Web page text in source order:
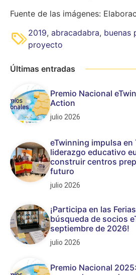
Fuente de las imágenes:
2019, abracadabra, buenas
proyecto
Últimas entradas
Premio Nacional
Action
julio 2026
eTwinning impulsa en
liderazgo educativo
construir centros
futuro
julio 2026
¡Participa en las
búsqueda de socios
septiembre de 2026!
julio 2026
Premio Nacional